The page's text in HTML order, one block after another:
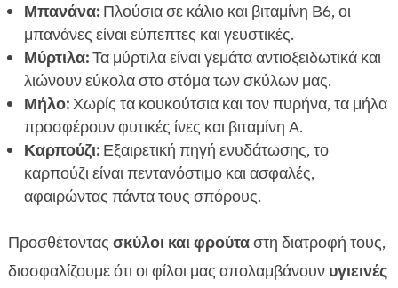
Μπανάνα:Πλούσια σε κάλιο και βιταμίνη Β6, οι
μπανάνες είναι εύπεπτες και γευστικές.
Μύρτιλα:Τα μύρτιλα είναι γεμάτα αντιοξειδωτικά και
λιώνουν εύκολα στο στόμα των σκύλων μας.
Μήλο:Χωρίς τα κουκούτσια και τον πυρήνα, τα μήλα
προσφέρουν φυτικές ίνες και βιταμίνη Α.
Καρπούζι:Εξαιρετική πηγή ενυδάτωσης, το
καρπούζι είναι πεντανόστιμο και ασφαλές,
αφαιρώντας πάντα τους σπόρους.
Προσθέτοντας σκύλοι και φρούταστη διατροφή τους,
διασφαλίζουμε ότι οι φίλοι μας απολαμβάνουν υγιεινές